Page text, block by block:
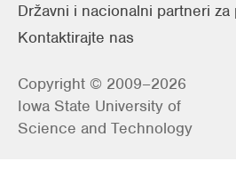
Državni i nacionalni partneri za
Kontaktirajte nas
Copyright © 2009–2026
Iowa State University of
Science and Technology